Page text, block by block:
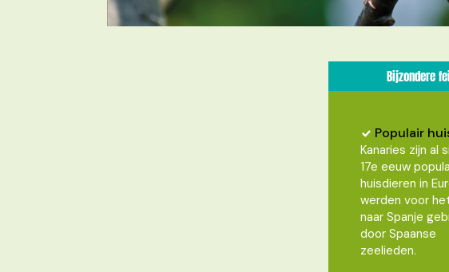
Bijzondere
Populair
Kanaries zijn al
17e eeuw
huisdieren in
werden voor
naar Spanje
door Spaanse
zeelieden.